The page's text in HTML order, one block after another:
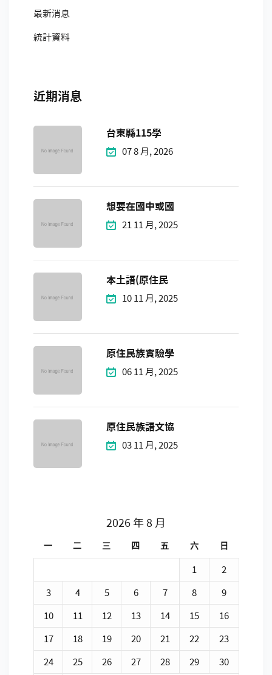
最新消息
統計資料
近期消息
台東縣115學
07 8 月, 2026
想要在國中或國
21 11 月, 2025
本土語(原住民
10 11 月, 2025
原住民族實驗學
06 11 月, 2025
原住民族語文協
03 11 月, 2025
2026 年 8 月
一 二 三 四 五 六 日
1 2
3 4 5 6 7 8 9
10 11 12 13 14 15 16
17 18 19 20 21 22 23
24 25 26 27 28 29 30